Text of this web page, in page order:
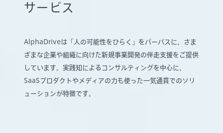
サービス
AlphaDriveは「人の可能性をひらく」をパーパスに、さま
ざまな企業や組織に向けた新規事業開発の伴走支援をご提供
しています。実践知によるコンサルティングを中心に、
SaaSプロダクトやメディアの力も使った一気通貫でのソリ
ューションが特徴です。